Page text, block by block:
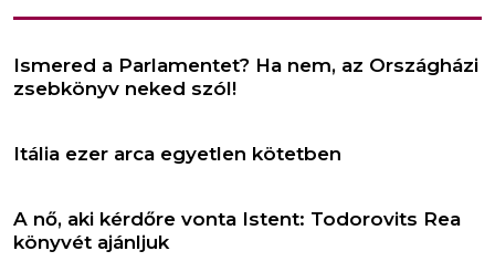
Ismered a Parlamentet? Ha nem, az Országházi
zsebkönyv neked szól!
Itália ezer arca egyetlen kötetben
A nő, aki kérdőre vonta Istent: Todorovits Rea
könyvét ajánljuk